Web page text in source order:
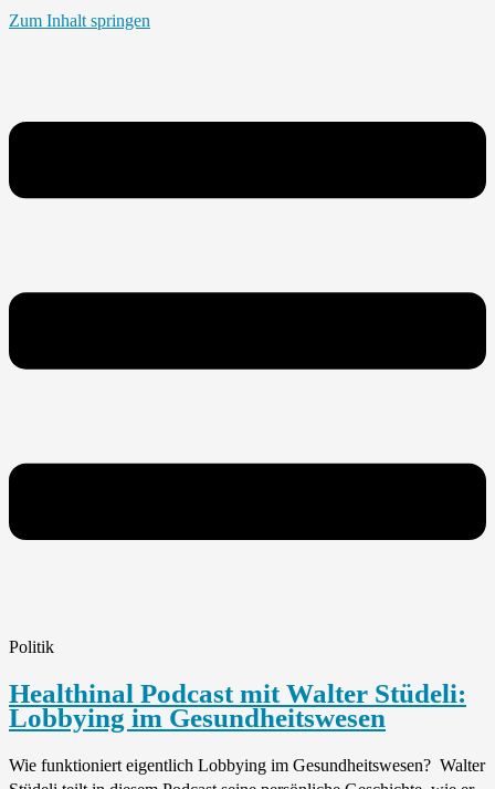
Zum Inhalt springen
Politik
Healthinal Podcast mit Walter Stüdeli:
Lobbying im Gesundheitswesen
Wie funktioniert eigentlich Lobbying im Gesundheitswesen? Walter